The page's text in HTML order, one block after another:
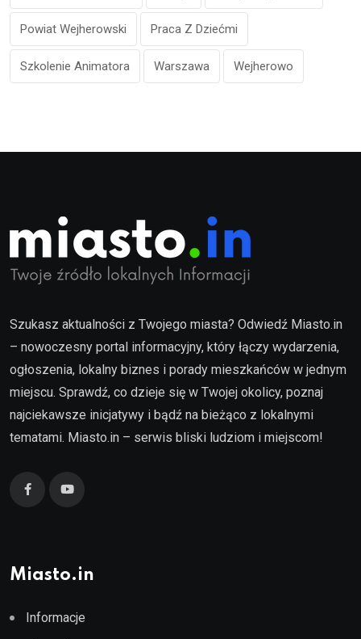
Powiat Wejherowski Praca Z Dziećmi
Szkolenie Animatora Warszawa Wejherowo
Szukasz aktualności z Twojego miasta? Odwiedź Miasto.in
– nowoczesny portal informacyjny, który łączy wydarzenia,
ogłoszenia, lokalny biznes i porady mieszkańców w jednym
miejscu. Sprawdź, co dzieje się w Twojej okolicy, poznaj
najciekawsze inicjatywy i bądź na bieżąco z lokalnymi
tematami. Miasto.in – serwis bliski ludziom i miejscom!
Miasto.in
Informacje